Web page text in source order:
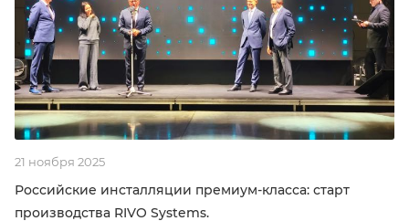
21 ноября 2025
Российские инсталляции премиум-класса: старт
производства RIVO Systems.